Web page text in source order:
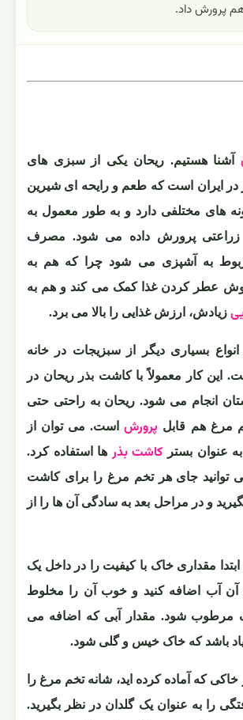
پرورش داد.
آشنا هستیم. ریحان یکی از سبزی های
در ایران است که طعم و رایحه ای شیرین
های مختلفی دارد و به طور معمول به
زراعتی پرورش داده می شود. مصرف
به آشپزی می شود چرا که هم به
عطر کردن غذا کمک می کند و هم به
زیادش، ارزش غذایی را بالا می برد.
بسیاری دیگر از سبزیجات در خانه
این کار معمولاً با کاشت بذر ریحان در
انجام می شود. ریحان به راحتی حتی
مرغ هم قابل پرورش است. می توان از
عنوان بستر کاشت بذر ها استفاده کرد.
توانید جای هر تخم مرغ را برای کاشت
و در مراحل بعد به سادگی آن ها را از
ابتدا مقداری خاک با کیفیت را در داخل یک
آن آب اضافه کنید و خوب آن را مخلوط
مرطوب شود. مقدار آبی که اضافه می
زیاد باشد که خاک خیس و گلی شود.
خاکی که آماده کرده اید، شانه تخم مرغ را
را به عنوان یک گلدان در نظر بگیرید.